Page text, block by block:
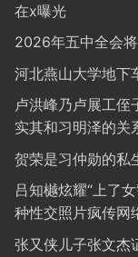
在x曝光
2026年五中全会
河北燕山大学地下
卢洪峰乃卢展工侄
实其和习明泽的关
贺荣是习仲勋的私
吕知樾炫耀“上了
种性交照片疯传网
张又侠儿子张文杰